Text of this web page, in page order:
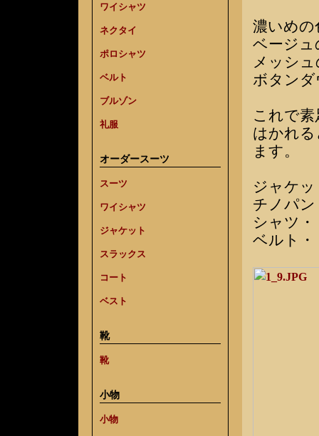
ワイシャツ
ネクタイ
ポロシャツ
ベルト
ブルゾン
礼服
オーダースーツ
スーツ
ワイシャツ
ジャケット
スラックス
コート
ベスト
靴
靴
小物
小物
濃いめの
ベージ
メッシ
ボタン
これで
はかれ
ます。
ジャケッ
チノパン
シャツ・
ベルト・